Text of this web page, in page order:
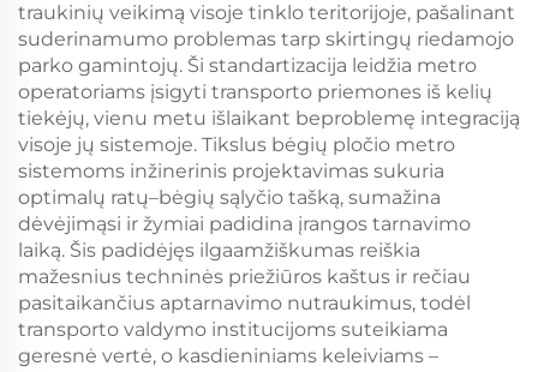
traukinių veikimą visoje tinklo teritorijoje, pašalinant
suderinamumo problemas tarp skirtingų riedamojo
parko gamintojų. Ši standartizacija leidžia metro
operatoriams įsigyti transporto priemones iš kelių
tiekėjų, vienu metu išlaikant beproblemę integraciją
visoje jų sistemoje. Tikslus bėgių pločio metro
sistemoms inžinerinis projektavimas sukuria
optimalų ratų–bėgių sąlyčio tašką, sumažina
dėvėjimąsi ir žymiai padidina įrangos tarnavimo
laiką. Šis padidėjęs ilgaamžiškumas reiškia
mažesnius techninės priežiūros kaštus ir rečiau
pasitaikančius aptarnavimo nutraukimus, todėl
transporto valdymo institucijoms suteikiama
geresnė vertė, o kasdieniniams keleiviams –